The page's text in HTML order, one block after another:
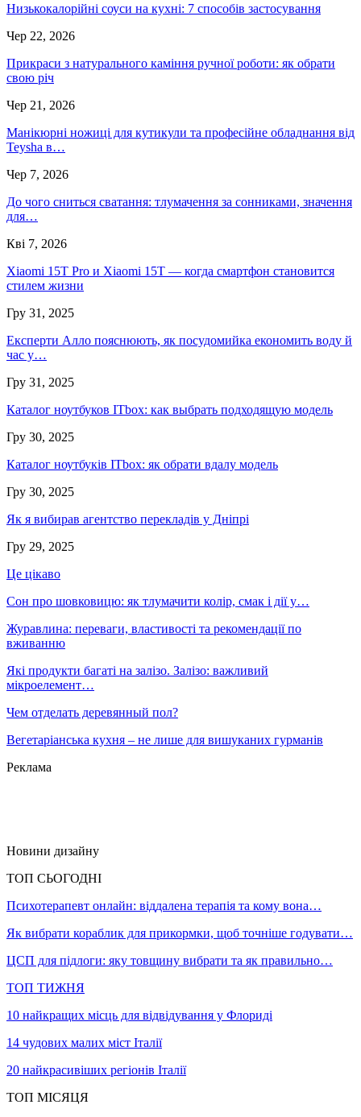
Низькокалорійні соуси на кухні: 7 способів застосування
Чер 22, 2026
Прикраси з натурального каміння ручної роботи: як обрати
свою річ
Чер 21, 2026
Манікюрні ножиці для кутикули та професійне обладнання від
Teysha в…
Чер 7, 2026
До чого сниться сватання: тлумачення за сонниками, значення
для…
Кві 7, 2026
Xiaomi 15T Pro и Xiaomi 15T — когда смартфон становится
стилем жизни
Гру 31, 2025
Експерти Алло пояснюють, як посудомийка економить воду й
час у…
Гру 31, 2025
Каталог ноутбуков ITbox: как выбрать подходящую модель
Гру 30, 2025
Каталог ноутбуків ITbox: як обрати вдалу модель
Гру 30, 2025
Як я вибирав агентство перекладів у Дніпрі
Гру 29, 2025
Це цікаво
Сон про шовковицю: як тлумачити колір, смак і дії у…
Журавлина: переваги, властивості та рекомендації по
вживанню
Які продукти багаті на залізо. Залізо: важливий
мікроелемент…
Чем отделать деревянный пол?
Вегетаріанська кухня – не лише для вишуканих гурманів
Реклама
Новини дизайну
ТОП СЬОГОДНІ
Психотерапевт онлайн: віддалена терапія та кому вона…
Як вибрати кораблик для прикормки, щоб точніше годувати…
ЦСП для підлоги: яку товщину вибрати та як правильно…
ТОП ТИЖНЯ
10 найкращих місць для відвідування у Флориді
14 чудових малих міст Італії
20 найкрасивіших регіонів Італії
ТОП МІСЯЦЯ